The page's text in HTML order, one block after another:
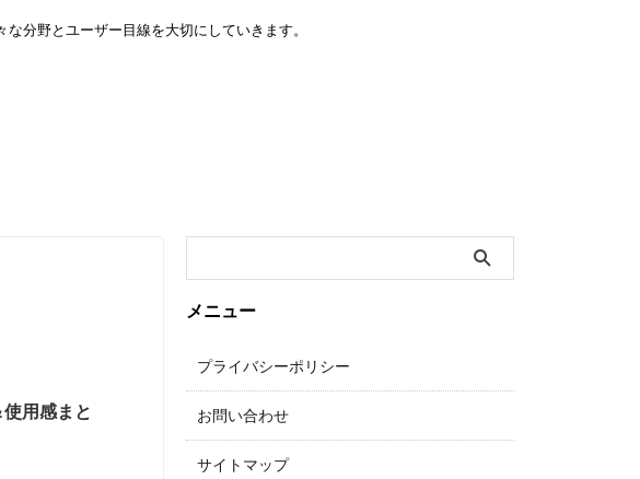
分野とユーザー目線を大切にしていきます。
用感まと
メニュー
プライバシーポリシー
お問い合わせ
サイトマップ